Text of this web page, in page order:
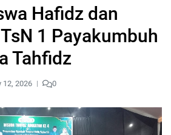
Hafidz dan
1 Payakumbuh
Tahfidz
12, 2026 0